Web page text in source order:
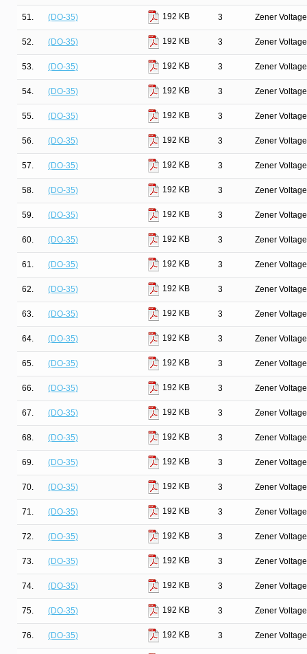
51. (DO-35) 192 KB 3 Zener
52. (DO-35) 192 KB 3 Zener
53. (DO-35) 192 KB 3 Zener
54. (DO-35) 192 KB 3 Zener
55. (DO-35) 192 KB 3 Zener
56. (DO-35) 192 KB 3 Zener
57. (DO-35) 192 KB 3 Zener
58. (DO-35) 192 KB 3 Zener
59. (DO-35) 192 KB 3 Zener
60. (DO-35) 192 KB 3 Zener
61. (DO-35) 192 KB 3 Zener
62. (DO-35) 192 KB 3 Zener
63. (DO-35) 192 KB 3 Zener
64. (DO-35) 192 KB 3 Zener
65. (DO-35) 192 KB 3 Zener
66. (DO-35) 192 KB 3 Zener
67. (DO-35) 192 KB 3 Zener
68. (DO-35) 192 KB 3 Zener
69. (DO-35) 192 KB 3 Zener
70. (DO-35) 192 KB 3 Zener
71. (DO-35) 192 KB 3 Zener
72. (DO-35) 192 KB 3 Zener
73. (DO-35) 192 KB 3 Zener
74. (DO-35) 192 KB 3 Zener
75. (DO-35) 192 KB 3 Zener
76. (DO-35) 192 KB 3 Zener